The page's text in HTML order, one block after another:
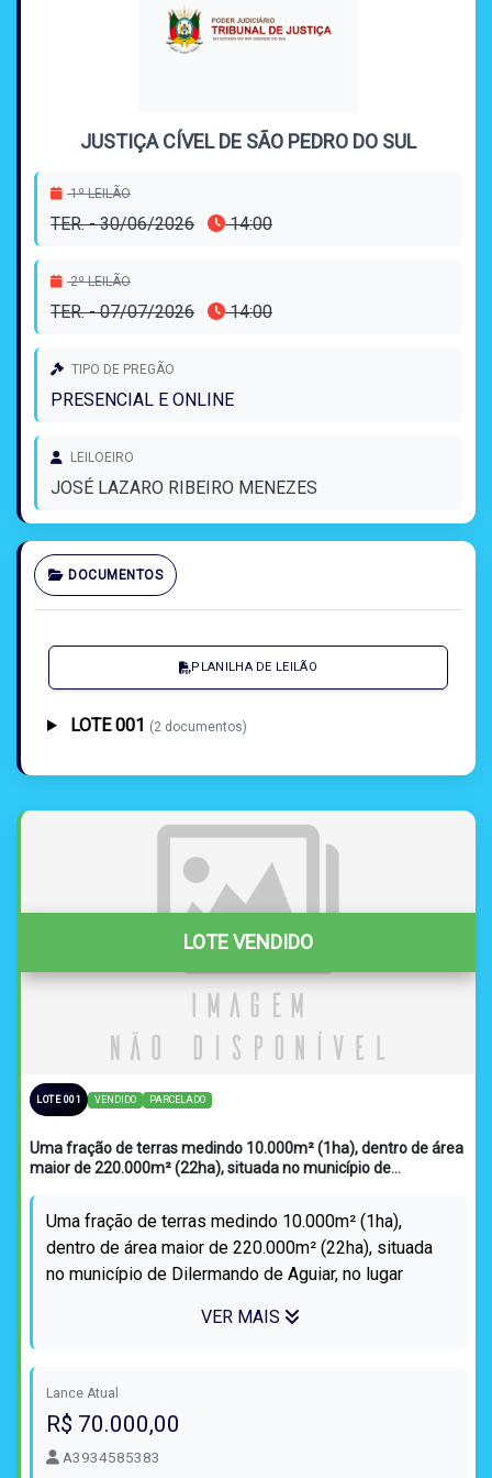
JUSTIÇA CÍVEL DE SÃO PEDRO DO SUL
1º LEILÃO
TER. - 30/06/2026 14:00
2º LEILÃO
TER. - 07/07/2026 14:00
TIPO DE PREGÃO
PRESENCIAL E ONLINE
LEILOEIRO
JOSÉ LAZARO RIBEIRO MENEZES
DOCUMENTOS
PLANILHA DE LEILÃO
LOTE 001 (2 documentos)
LOTE VENDIDO
LOTE 001 VENDIDO PARCELADO
Uma fração de terras medindo 10.000m² (1ha), dentro de área
maior de 220.000m² (22ha), situada no município de
Uma fração de terras medindo 10.000m² (1ha),
dentro de área maior de 220.000m² (22ha), situada
no município de Dilermando de Aguiar, no lugar
VER MAIS
Lance Atual
R$ 70.000,00
A3934585383